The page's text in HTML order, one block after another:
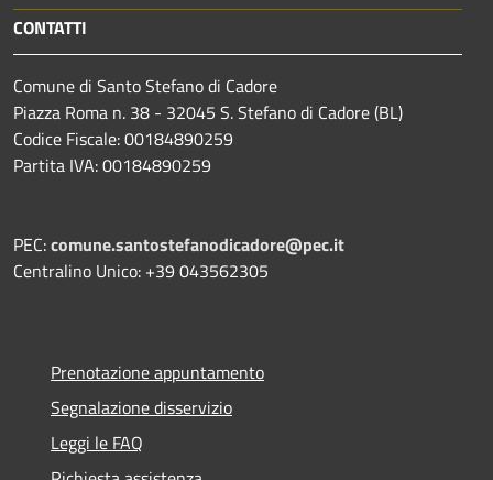
CONTATTI
Comune di Santo Stefano di Cadore
Piazza Roma n. 38 - 32045 S. Stefano di Cadore (BL)
Codice Fiscale: 00184890259
Partita IVA: 00184890259
PEC:comune.santostefanodicadore@pec.it
Centralino Unico: +39 043562305
Prenotazione appuntamento
Segnalazione disservizio
Leggi le FAQ